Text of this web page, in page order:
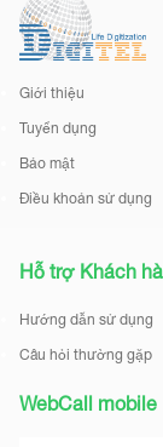
Giới thiệu
Tuyển dụng
Bảo mật
Điều khoản sử dụng
Hỗ trợ Khách
Hướng dẫn sử dụng
Câu hỏi thường gặp
WebCall mobile